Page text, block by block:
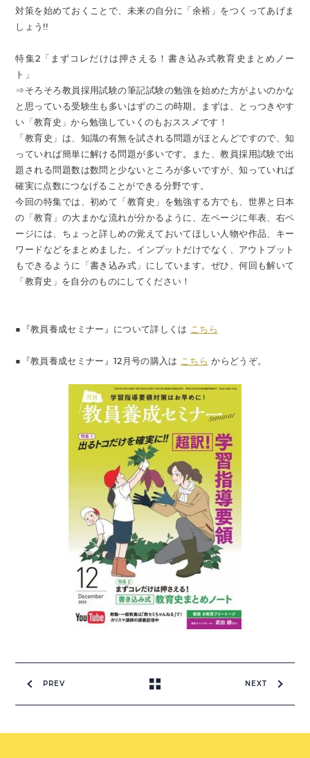
対策を始めておくことで、未来の自分に「余裕」をつくってあげま
しょう!!
特集2「まずコレだけは押さえる！書き込み式教育史まとめノー
ト」
⇒そろそろ教員採用試験の筆記試験の勉強を始めた方がよいのかな
と思っている受験生も多いはずのこの時期。まずは、とっつきやす
い「教育史」から勉強していくのもおススメです！
「教育史」は、知識の有無を試される問題がほとんどですので、知
っていれば簡単に解ける問題が多いです。また、教員採用試験で出
題される問題数は数問と少ないところが多いですが、知っていれば
確実に点数につなげることができる分野です。
今回の特集では、初めて「教育史」を勉強する方でも、世界と日本
の「教育」の大まかな流れが分かるように、左ページに年表、右ペ
ージには、ちょっと詳しめの覚えておいてほしい人物や作品、キー
ワードなどをまとめました。インプットだけでなく、アウトプット
もできるように「書き込み式」にしています。ぜひ、何回も解いて
「教育史」を自分のものにしてください！
■『教員養成セミナー』について詳しくは こちら
■『教員養成セミナー』12月号の購入は こちら からどうぞ。
PREV NEXT